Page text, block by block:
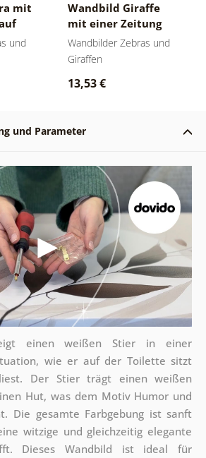
mit
und
Wandbild Giraffe
mit einer Zeitung
auf dem Klo
Wandbilder Zebras und
Giraffen
13,53 €
und Parameter
einen weißen Stier in einer
wie er auf der Toilette sitzt
Der Stier trägt einen weißen
Hut, was dem Motiv Humor und
Die gesamte Farbgebung ist sanft
witzige und gleichzeitig elegante
Dieses Wandbild ist ideal für